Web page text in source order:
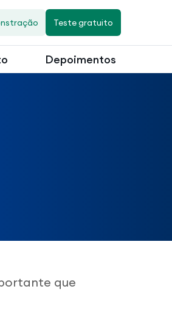
Teste gratuito
Depoimentos
que